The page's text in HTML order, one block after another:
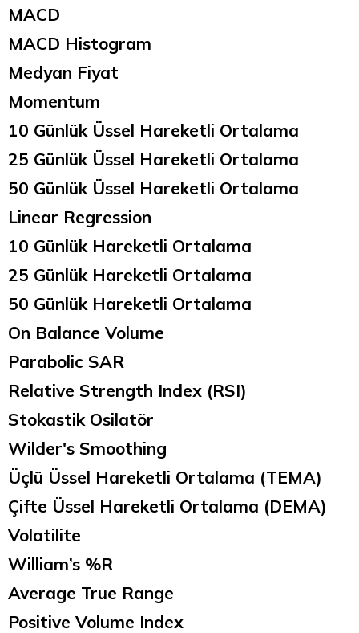
MACD
MACD Histogram
Medyan Fiyat
Momentum
10 Günlük Üssel Hareketli Ortalama
25 Günlük Üssel Hareketli Ortalama
50 Günlük Üssel Hareketli Ortalama
Linear Regression
10 Günlük Hareketli Ortalama
25 Günlük Hareketli Ortalama
50 Günlük Hareketli Ortalama
On Balance Volume
Parabolic SAR
Relative Strength Index (RSI)
Stokastik Osilatör
Wilder's Smoothing
Üçlü Üssel Hareketli Ortalama (TEMA)
Çifte Üssel Hareketli Ortalama (DEMA)
Volatilite
William’s %R
Average True Range
Positive Volume Index